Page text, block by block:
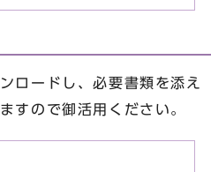
ロードし、必要書類を添え
すので御活用ください。